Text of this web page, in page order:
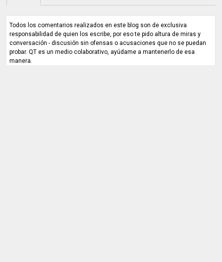
Todos los comentarios realizados en este blog son de exclusiva
responsabilidad de quien los escribe, por eso te pido altura de miras y
conversación - discusión sin ofensas o acusaciones que no se puedan
probar. QT es un medio colaborativo, ayúdame a mantenerlo de esa
manera.